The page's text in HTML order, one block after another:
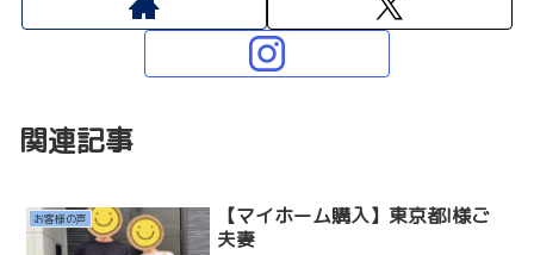
関連記事
お客様の声
【マイホーム購入】東京都I様ご
夫妻